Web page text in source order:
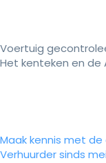
Voertuig
Het kenteken en de
Maak kennis met de
Verhuurder sinds mei